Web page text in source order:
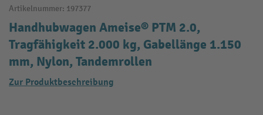
Artikelnummer: 197377
Handhubwagen Ameise® PTM 2.0,
Tragfähigkeit 2.000 kg, Gabellänge 1.150
mm, Nylon, Tandemrollen
Zur Produktbeschreibung